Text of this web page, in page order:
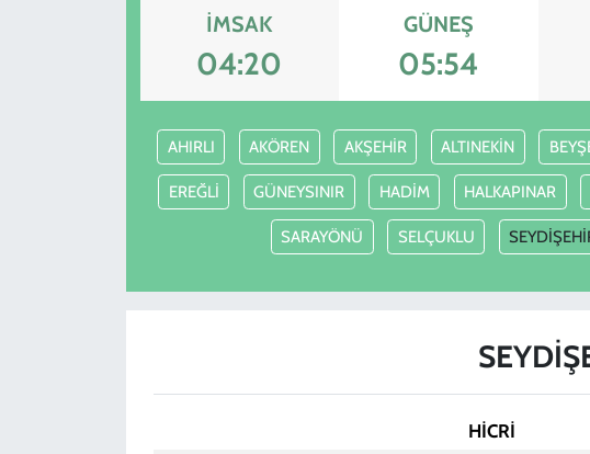
İMSAK
04:20
GÜNEŞ
05:54
AHIRLI AKÖREN AKŞEHİR ALTINEKİN
EREĞLİ GÜNEYSINIR HADİM HALKAPINAR
SARAYÖNÜ SELÇUKLU
HİCRİ